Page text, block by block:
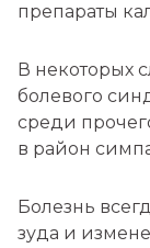
препараты
В некоторых
болевого
среди
в район
Болезнь
зуда и